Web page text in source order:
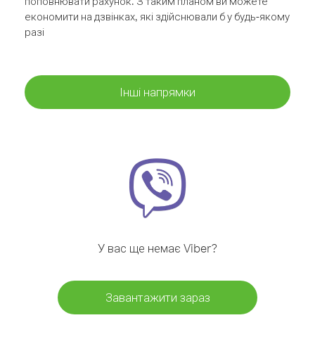
економити на дзвінках, які здійснювали б у будь-якому
разі
Інші напрямки
У вас ще немає Viber?
Завантажити зараз